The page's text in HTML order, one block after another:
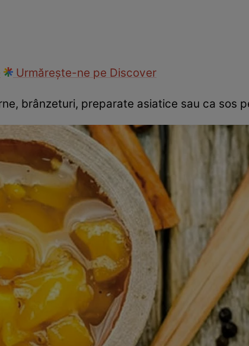
Urmărește-ne pe Discover
brânzeturi, preparate asiatice sau ca sos